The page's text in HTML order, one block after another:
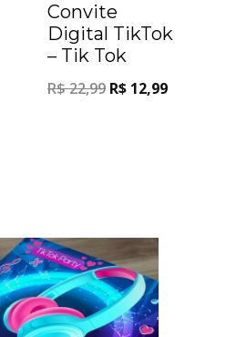
Convite
Digital TikTok
– Tik Tok
R$22,99 R$ 12,99